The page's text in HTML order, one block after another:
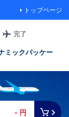
トップページ
完了
ミックパッケー
- 円